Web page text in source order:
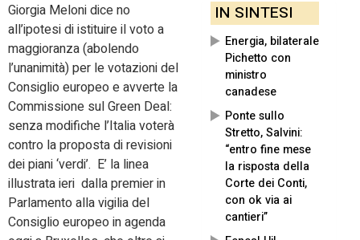
IN SINTESI
Energia, bilaterale
Pichetto con
ministro
canadese
Ponte sullo
Stretto, Salvini:
“entro fine mese
la risposta della
Corte dei Conti,
con ok via ai
cantieri”
Giorgia Meloni dice no
all’ipotesi di istituire il voto a
maggioranza (abolendo
l’unanimità) per le votazioni del
Consiglio europeo e avverte la
Commissione sul Green Deal:
senza modifiche l’Italia voterà
contro la proposta di revisioni
dei piani ‘verdi’. E’ la linea
illustrata ieri dalla premier in
Parlamento alla vigilia del
Consiglio europeo in agenda